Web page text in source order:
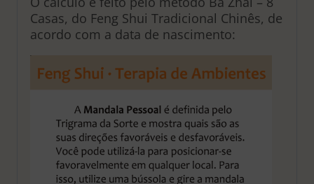
Casas, do Feng Shui Tradicional Chinês, de
acordo com a data de nascimento: